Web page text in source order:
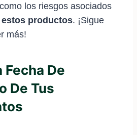
los riesgos asociados
estos productos. ¡Sigue
más!
Fecha De
De Tus